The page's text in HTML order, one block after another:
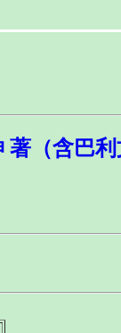
（含巴利